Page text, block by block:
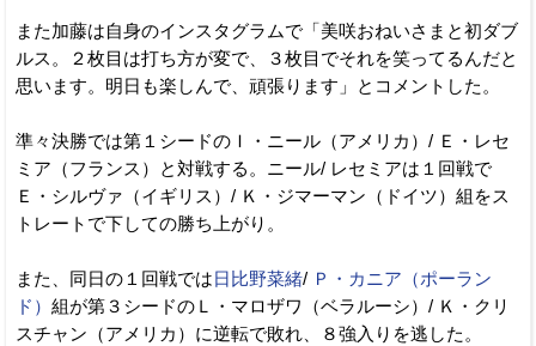
また加藤は自身のインスタグラムで「美咲おねいさまと初ダブ
ルス。２枚目は打ち方が変で、３枚目でそれを笑ってるんだと
思います。明日も楽しんで、頑張ります」とコメントした。
準々決勝では第１シードのＩ・ニール（アメリカ）/ Ｅ・レセ
ミア（フランス）と対戦する。ニール/ レセミアは１回戦で
Ｅ・シルヴァ（イギリス）/ Ｋ・ジマーマン（ドイツ）組をス
トレートで下しての勝ち上がり。
また、同日の１回戦では 日比野菜緒/ Ｐ・カニア（ポーラン
ド） 組が第３シードのＬ・マロザワ（ベラルーシ）/ Ｋ・クリ
スチャン（アメリカ）に逆転で敗れ、８強入りを逃した。